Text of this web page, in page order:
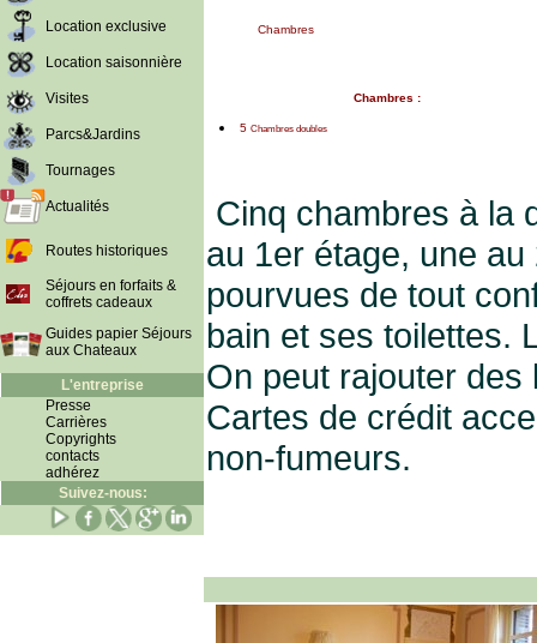
Location exclusive
Location saisonnière
Visites
Parcs&Jardins
Tournages
Actualités
Routes historiques
Séjours en forfaits &
coffrets cadeaux
Guides papier Séjours
aux Chateaux
L'entreprise
Presse
Carrières
Copyrights
contacts
adhérez
Suivez-nous:
Chambres
Chambres :
5 Chambres doubles
Cinq chambres à la
au 1er étage, une
pourvues de tout
bain et ses toilettes.
On peut rajouter
Cartes de crédit
non-fumeurs.